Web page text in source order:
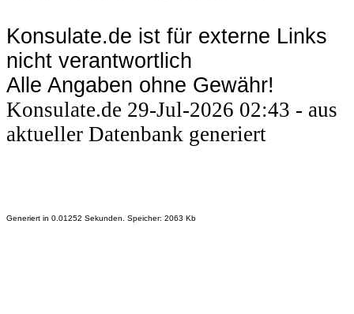
Konsulate.de ist für externe Links
nicht verantwortlich
Alle Angaben ohne Gewähr!
Konsulate.de 29-Jul-2026 02:43 - aus
aktueller Datenbank generiert
Generiert in 0.01252 Sekunden. Speicher: 2063 Kb